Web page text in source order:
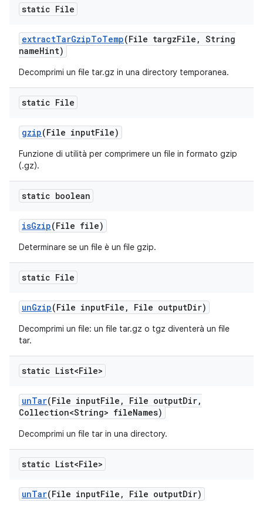
static File
extractTarGzipToTemp(File targzFile , String
nameHint)
Decomprimi un file tar.gz in una directory temporanea.
static File
gzip(File inputFile)
Funzione di utilità per comprimere un file in formato gzip
(.gz).
static boolean
isGzip(File file)
Determinare se un file è un file gzip.
static File
unGzip(File inputFile , File outputDir)
Decomprimi un file: un file tar.gz o tgz diventerà un file
tar.
static List<File>
unTar(File inputFile , File outputDir,
Collection<String> fileNames)
Decomprimi un file tar in una directory.
static List<File>
unTar(File inputFile , File outputDir)